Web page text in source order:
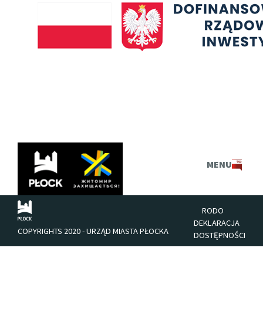
do
Plock.euMENU
COPYRIGHTS 2020 - URZĄD MIASTA PŁOCKA
RODO
DEKLARACJA
DOSTĘPNOŚCI